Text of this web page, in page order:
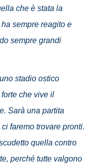
che è stata la
sempre reagito e
sempre grandi
stadio ostico
che vive il
Sarà una partita
faremo trovare pronti.
quella contro
perché tutte valgono